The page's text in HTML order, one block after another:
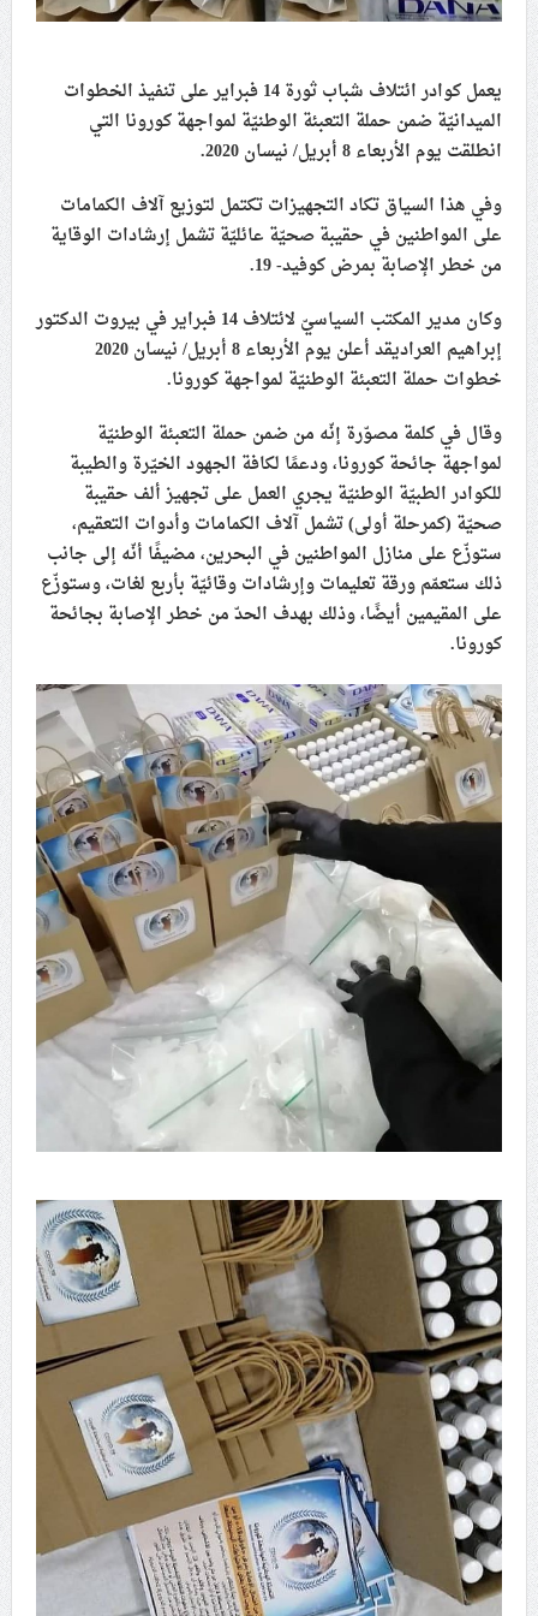
الإمام الحسين «ع»
لجنة مراسم الوداع والتشييع ومواراة الجثمان للإمام الشهيد
السيّد علي الحسيني الخامنئي تنشر تفاصيل التشييع في
إيران والعراق
يعمل كوادر ائتلاف شباب ثورة 14 فبراير على تنفيذ الخطوات
الميدانيّة ضمن حملة التعبئة الوطنيّة لمواجهة كورونا التي
انطلقت يوم الأربعاء 8 أبريل/ نيسان 2020.
وفي هذا السياق تكاد التجهيزات تكتمل لتوزيع آلاف الكمامات
على المواطنين في حقيبة صحيّة عائليّة تشمل إرشادات الوقاية
من خطر الإصابة بمرض كوفيد- 19.
وكان مدير المكتب السياسيّ لائتلاف 14 فبراير في بيروت الدكتور
إبراهيم العرادي
قد أعلن يوم الأربعاء 8 أبريل/ نيسان 2020
خطوات حملة التعبئة الوطنيّة لمواجهة كورونا.
وقال في كلمة مصوّرة إنّه من ضمن حملة التعبئة الوطنيّة
لمواجهة جائحة كورونا، ودعمًا لكافة الجهود الخيّرة والطيبة
للكوادر الطبيّة الوطنيّة يجري العمل على تجهيز ألف حقيبة
صحيّة (كمرحلة أولى) تشمل آلاف الكمامات وأدوات التعقيم،
ستوزّع على منازل المواطنين في البحرين، مضيفًا أنّه إلى جانب
ذلك ستعمّم ورقة تعليمات وإرشادات وقائيّة بأربع لغات، وستوزّع
على المقيمين أيضًا، وذلك بهدف الحدّ من خطر الإصابة بجائحة
كورونا.